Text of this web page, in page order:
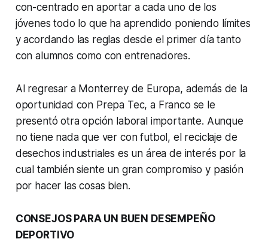
con-centrado en aportar a cada uno de los
jóvenes todo lo que ha aprendido poniendo límites
y acordando las reglas desde el primer día tanto
con alumnos como con entrenadores.
Al regresar a Monterrey de Europa, además de la
oportunidad con Prepa Tec, a Franco se le
presentó otra opción laboral importante. Aunque
no tiene nada que ver con futbol, el reciclaje de
desechos industriales es un área de interés por la
cual también siente un gran compromiso y pasión
por hacer las cosas bien.
CONSEJOS PARA UN BUEN DESEMPEÑO
DEPORTIVO